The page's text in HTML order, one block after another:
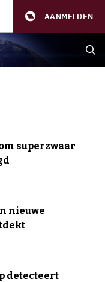
AANMELDEN
superzwaar
nieuwe
detecteert